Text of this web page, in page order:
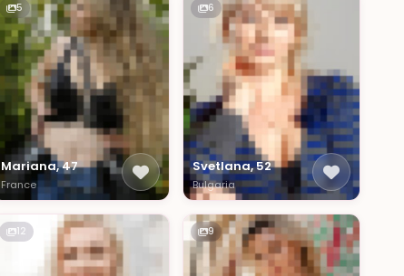
5
Mariana, 47
France
6
Svetlana, 52
Bulgaria
12 9